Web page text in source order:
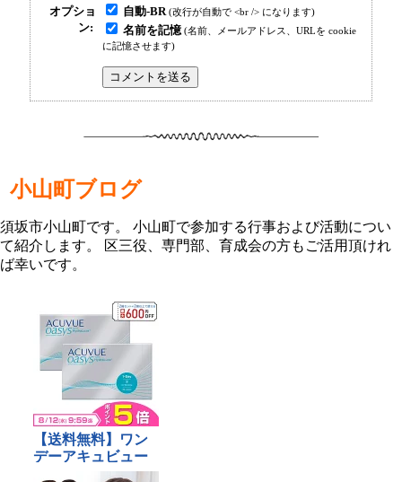
オプショ
ン:
自動-BR (改行が自動で <br /> になります)
名前を記憶 (名前、メールアドレス、URLを cookie
に記憶させます)
小山町ブログ
須坂市小山町です。 小山町で参加する行事および活動につい
て紹介します。 区三役、専門部、育成会の方もご活用頂けれ
ば幸いです。